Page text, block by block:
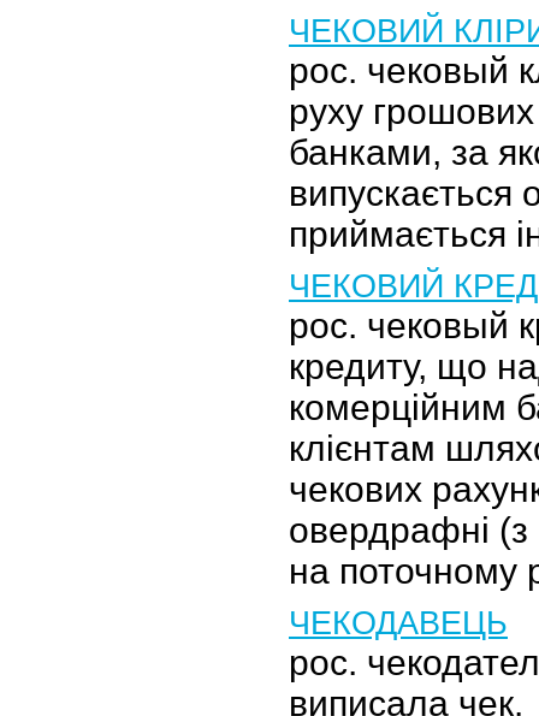
ЧЕКОВИЙ
рос. чековый
руху
банками, за
випускається
приймається
ЧЕКОВИЙ
рос. чековый
кредиту, що
комерційним
клієнтам
чекових
овердрафні
на поточному
ЧЕКОДАВЕЦЬ
рос.
виписала чек.